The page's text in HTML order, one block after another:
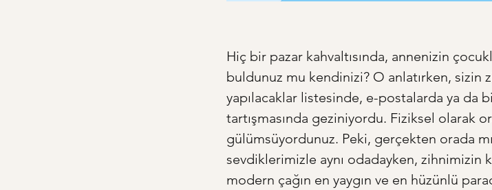
Hiç bir pazar kahvaltısında, annenizin
buldunuz mu kendinizi? O anlatırken, sizin
yapılacaklar listesinde, e-postalarda ya da
tartışmasında geziniyordu. Fiziksel olarak
gülümsüyordunuz. Peki, gerçekten orada
sevdiklerimizle aynı odadayken, zihnimizin
modern çağın en yaygın ve en hüzünlü